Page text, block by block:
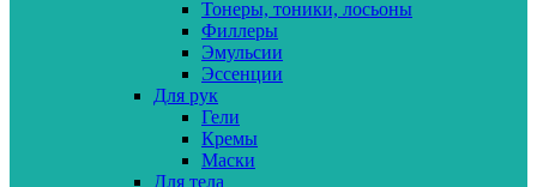
Тонеры, тоники, лосьоны
Филлеры
Эмульсии
Эссенции
Для рук
Гели
Кремы
Маски
Для тела